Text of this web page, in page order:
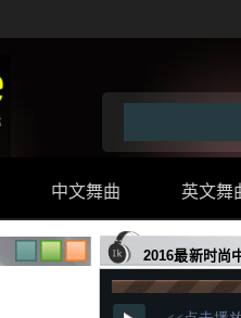
中文舞曲 英文舞
2016最新时尚